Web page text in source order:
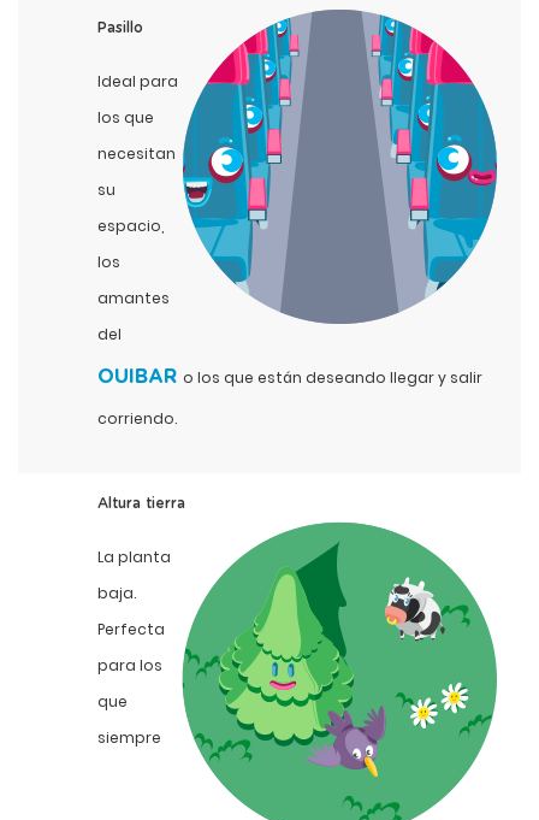
Pasillo
Ideal para
los que
necesitan
su
espacio,
los
amantes
del
OUIBAR o los que están deseando llegar y salir
corriendo.
Altura tierra
La planta
baja.
Perfecta
para los
que
siempre